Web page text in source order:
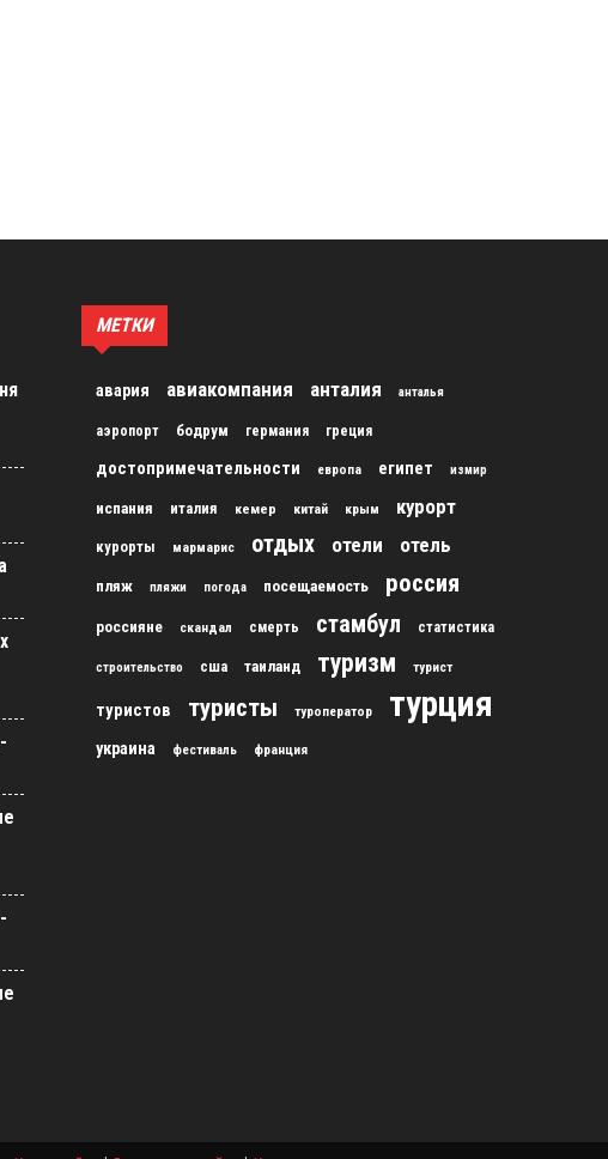
МЕТКИ
авария авиакомпания анталия анталья
аэропорт бодрум германия греция
достопримечательности европа египет измир
испания италия кемер китай крым курорт
курорты мармарис отдых отели отель
пляж пляжи погода посещаемость россия
россияне скандал смерть стамбул статистика
строительство сша таиланд туризм турист
туристов туристы туроператор турция
украина фестиваль франция